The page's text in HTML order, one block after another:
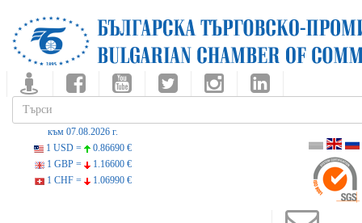
към 07.08.2026 г.
1 USD =
0.86690 €
1 GBP =
1.16600 €
1 CHF =
1.06990 €